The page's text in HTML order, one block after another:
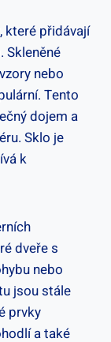
‌které⁢ přidávají
Skleněné
nebo
Tento
dojem a
Sklo⁢ je
k
dveře s
nebo
jsou stále
prvky
a také